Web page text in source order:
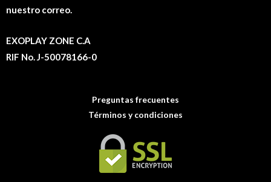
nuestro correo.
EXOPLAY ZONE C.A
RIF No. J-50078166-0
Preguntas frecuentes
Términos y condiciones